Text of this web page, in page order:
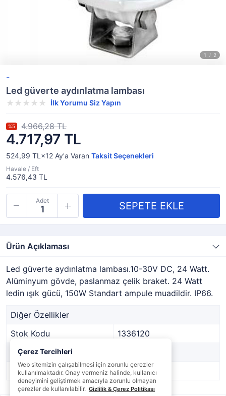
-
Led güverte aydınlatma lambası
İlk Yorumu Siz Yapın
4.717,97 TL
%5 4.966,28 TL
524,99 TL×12 Ay'a Varan Taksit Seçenekleri
Havale / Eft
4.576,43 TL
Adet
Ürün Açıklaması
Led güverte aydınlatma lambası.10-30V DC, 24 Watt.
Alüminyum gövde, paslanmaz çelik braket. 24 Watt
ledin ışık gücü, 150W Standart ampule muadildir. IP66.
Diğer Özellikler
Stok Kodu
1336120
Marka
Stok Durumu
Var
Çerez Tercihleri
Web sitemizin çalışabilmesi için zorunlu çerezler
kullanılmaktadır. Onay vermeniz halinde, kullanıcı
deneyimini geliştirmek amacıyla zorunlu olmayan
çerezler de kullanılabilir. Gizlilik & Çerez Politikası